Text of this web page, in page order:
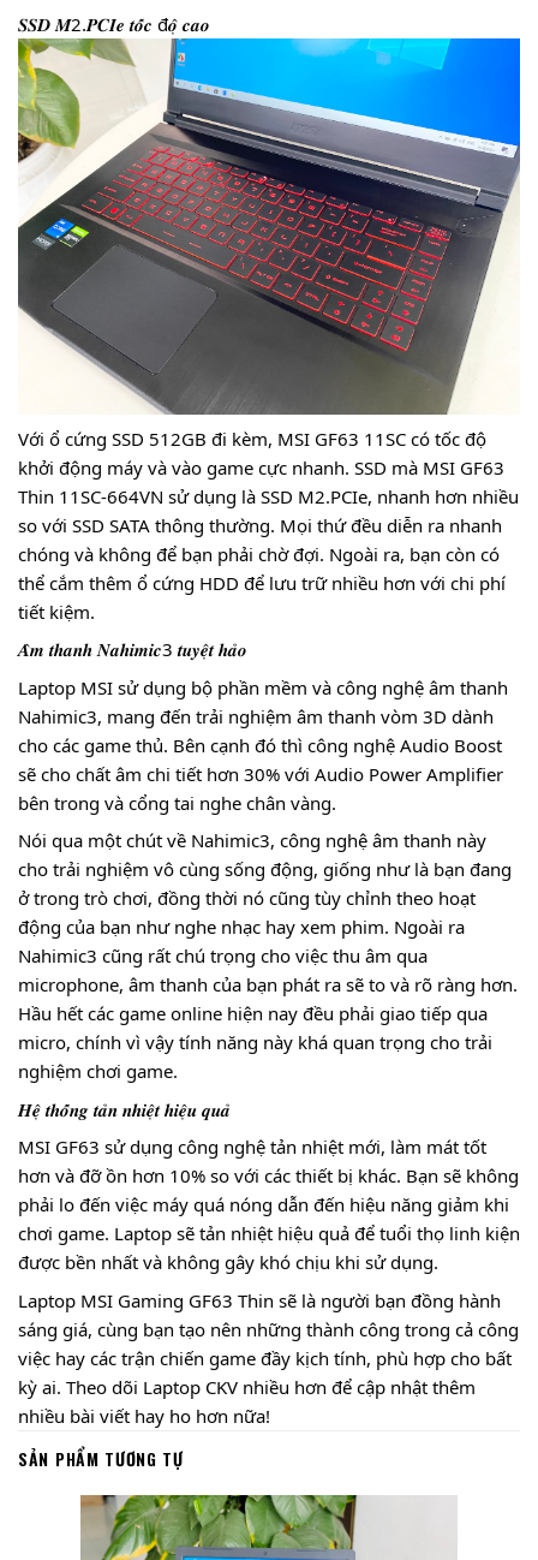
𝑺𝑺𝑫 𝑴2.𝑷𝑪𝑰𝒆 𝒕𝒐̂́𝒄 đ𝒐̣̂ 𝒄𝒂𝒐
Với ổ cứng SSD 512GB đi kèm, MSI GF63 11SC có tốc độ
khởi động máy và vào game cực nhanh. SSD mà MSI GF63
Thin 11SC-664VN sử dụng là SSD M2.PCIe, nhanh hơn nhiều
so với SSD SATA thông thường. Mọi thứ đều diễn ra nhanh
chóng và không để bạn phải chờ đợi. Ngoài ra, bạn còn có
thể cắm thêm ổ cứng HDD để lưu trữ nhiều hơn với chi phí
tiết kiệm.
𝑨̂𝒎 𝒕𝒉𝒂𝒏𝒉 𝑵𝒂𝒉𝒊𝒎𝒊𝒄3 𝒕𝒖𝒚𝒆̣̂𝒕 𝒉𝒂̉𝒐
Laptop MSI sử dụng bộ phần mềm và công nghệ âm thanh
Nahimic3, mang đến trải nghiệm âm thanh vòm 3D dành
cho các game thủ. Bên cạnh đó thì công nghệ Audio Boost
sẽ cho chất âm chi tiết hơn 30% với Audio Power Amplifier
bên trong và cổng tai nghe chân vàng.
Nói qua một chút về Nahimic3, công nghệ âm thanh này
cho trải nghiệm vô cùng sống động, giống như là bạn đang
ở trong trò chơi, đồng thời nó cũng tùy chỉnh theo hoạt
động của bạn như nghe nhạc hay xem phim. Ngoài ra
Nahimic3 cũng rất chú trọng cho việc thu âm qua
microphone, âm thanh của bạn phát ra sẽ to và rõ ràng hơn.
Hầu hết các game online hiện nay đều phải giao tiếp qua
micro, chính vì vậy tính năng này khá quan trọng cho trải
nghiệm chơi game.
𝑯𝒆̣̂ 𝒕𝒉𝒐̂́𝒏𝒈 𝒕𝒂̉𝒏 𝒏𝒉𝒊𝒆̣̂𝒕 𝒉𝒊𝒆̣̂𝒖 𝒒𝒖𝒂̉
MSI GF63 sử dụng công nghệ tản nhiệt mới, làm mát tốt
hơn và đỡ ồn hơn 10% so với các thiết bị khác. Bạn sẽ không
phải lo đến việc máy quá nóng dẫn đến hiệu năng giảm khi
chơi game. Laptop sẽ tản nhiệt hiệu quả để tuổi thọ linh kiện
được bền nhất và không gây khó chịu khi sử dụng.
Laptop MSI Gaming GF63 Thin sẽ là người bạn đồng hành
sáng giá, cùng bạn tạo nên những thành công trong cả công
việc hay các trận chiến game đầy kịch tính, phù hợp cho bất
kỳ ai. Theo dõi Laptop CKV nhiều hơn để cập nhật thêm
nhiều bài viết hay ho hơn nữa!
SẢN PHẨM TƯƠNG TỰ